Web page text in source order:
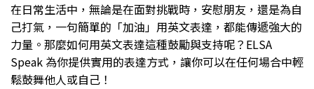
在日常生活中，無論是在面對挑戰時，安慰朋友，還是為自
己打氣，一句簡單的「加油」用英文表達，都能傳遞強大的
力量。那麼如何用英文表達這種鼓勵與支持呢？ELSA
Speak 為你提供實用的表達方式，讓你可以在任何場合中輕
鬆鼓舞他人或自己！